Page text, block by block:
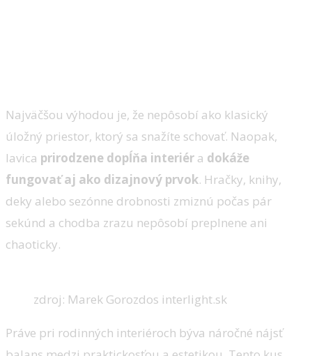
Najväčšou výhodou je, že nepôsobí ako klasický
úložný priestor, ktorý sa snažíte schovať. Naopak,
lavica prirodzene dopĺňa interiér a dokáže
fungovať aj ako dizajnový prvok. Hračky, knihy,
deky alebo sezónne drobnosti zmiznú počas pár
sekúnd a chodba zrazu nepôsobí preplnene ani
chaoticky.
zdroj: Marek Gorozdos interlight.sk
Práve pri rodinných interiéroch býva náročné nájsť